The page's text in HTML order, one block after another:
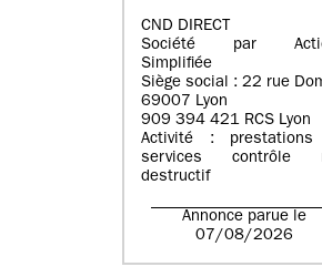
CND DIRECT
Société par
Simplifiée
Siège social : 22 rue
69007 Lyon
909 394 421 RCS Lyon
Activité :
services contrôle
destructif
Annonce parue le
07/08/2026